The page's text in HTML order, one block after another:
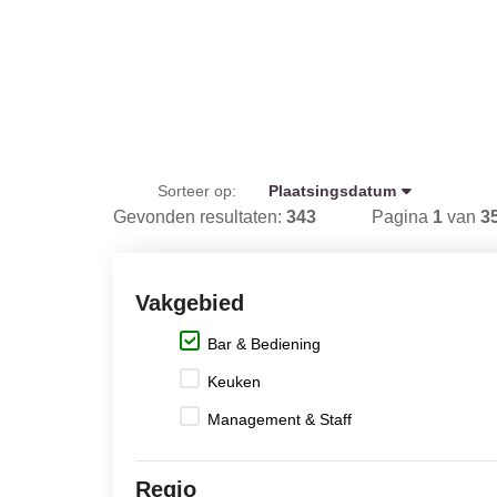
Sorteer op: Plaatsingsdatum
Gevonden resultaten: 343 Pagina 1 van
Vakgebied
Bar & Bediening
Keuken
Management & Staff
Regio